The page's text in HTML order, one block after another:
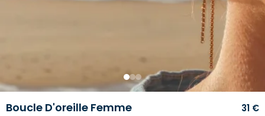
1 23
Boucle D'oreille Femme
31 €